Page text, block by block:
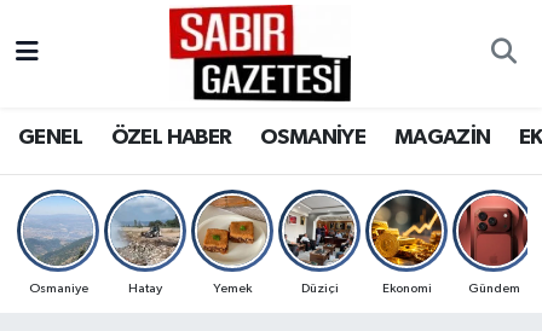
GENEL ÖZEL HABER OSMANİYE MAGAZİN
Osmaniye Hatay Yemek Düziçi Ekonomi Gündem
OSMANİYE
MAGAZİN
Osmaniye Nöbetçi Eczaneler
Osmaniye Trafik Yoğunluk Haritası
Süper Lig Puan Durumu ve Fikstür